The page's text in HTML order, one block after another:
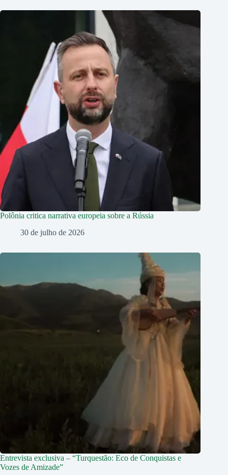
Polônia critica narrativa europeia sobre a Rússia
30 de julho de 2026
Entrevista exclusiva – “Turquestão: Eco de Conquistas e
Vozes de Amizade”